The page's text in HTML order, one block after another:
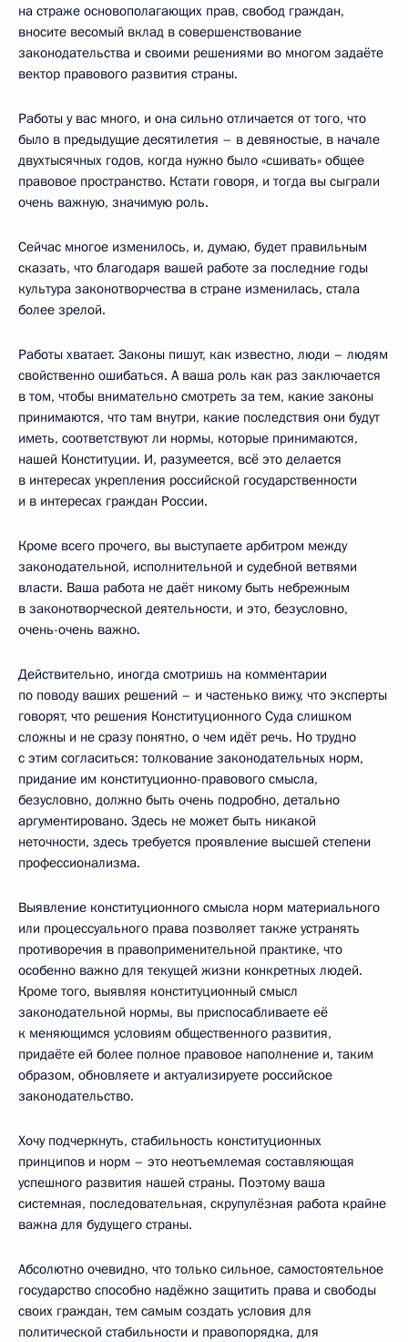
на страже основополагающих прав, свобод граждан,
вносите весомый вклад в совершенствование
законодательства и своими решениями во многом задаёте
вектор правового развития страны.
Работы у вас много, и она сильно отличается от того, что
было в предыдущие десятилетия – в девяностые, в начале
двухтысячных годов, когда нужно было «сшивать» общее
правовое пространство. Кстати говоря, и тогда вы сыграли
очень важную, значимую роль.
Сейчас многое изменилось, и, думаю, будет правильным
сказать, что благодаря вашей работе за последние годы
культура законотворчества в стране изменилась, стала
более зрелой.
Работы хватает. Законы пишут, как известно, люди – людям
свойственно ошибаться. А ваша роль как раз заключается
в том, чтобы внимательно смотреть за тем, какие законы
принимаются, что там внутри, какие последствия они будут
иметь, соответствуют ли нормы, которые принимаются,
нашей Конституции. И, разумеется, всё это делается
в интересах укрепления российской государственности
и в интересах граждан России.
Кроме всего прочего, вы выступаете арбитром между
законодательной, исполнительной и судебной ветвями
власти. Ваша работа не даёт никому быть небрежным
в законотворческой деятельности, и это, безусловно,
очень-очень важно.
Действительно, иногда смотришь на комментарии
по поводу ваших решений – и частенько вижу, что эксперты
говорят, что решения Конституционного Суда слишком
сложны и не сразу понятно, о чем идёт речь. Но трудно
с этим согласиться: толкование законодательных норм,
придание им конституционно-правового смысла,
безусловно, должно быть очень подробно, детально
аргументировано. Здесь не может быть никакой
неточности, здесь требуется проявление высшей степени
профессионализма.
Выявление конституционного смысла норм материального
или процессуального права позволяет также устранять
противоречия в правоприменительной практике, что
особенно важно для текущей жизни конкретных людей.
Кроме того, выявляя конституционный смысл
законодательной нормы, вы приспосабливаете её
к меняющимся условиям общественного развития,
придаёте ей более полное правовое наполнение и, таким
образом, обновляете и актуализируете российское
законодательство.
Хочу подчеркнуть, стабильность конституционных
принципов и норм – это неотъемлемая составляющая
успешного развития нашей страны. Поэтому ваша
системная, последовательная, скрупулёзная работа крайне
важна для будущего страны.
Абсолютно очевидно, что только сильное, самостоятельное
государство способно надёжно защитить права и свободы
своих граждан, тем самым создать условия для
политической стабильности и правопорядка, для